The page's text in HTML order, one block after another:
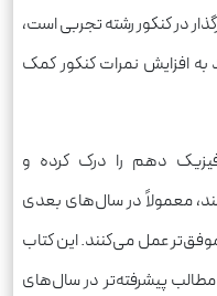
در کنکور رشته تجربی است،
افزایش نمرات کنکور کمک
دهم را درک کرده و
معمولاً در سال‌های بعدی
عمل می‌کنند. این کتاب
پیشرفته‌تر در سال‌های